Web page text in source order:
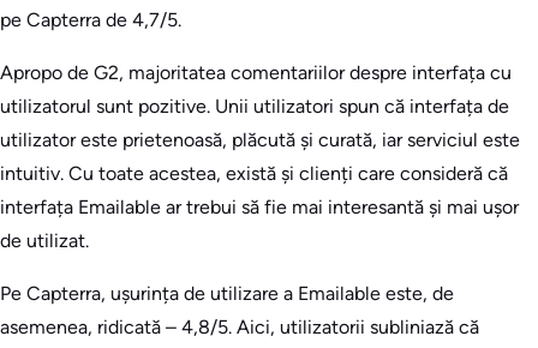
pe Capterra de 4,7/5.
Apropo de G2, majoritatea comentariilor despre interfața cu
utilizatorul sunt pozitive. Unii utilizatori spun că interfața de
utilizator este prietenoasă, plăcută și curată, iar serviciul este
intuitiv. Cu toate acestea, există și clienți care consideră că
interfața Emailable ar trebui să fie mai interesantă și mai ușor
de utilizat.
Pe Capterra, ușurința de utilizare a Emailable este, de
asemenea, ridicată – 4,8/5. Aici, utilizatorii subliniază că